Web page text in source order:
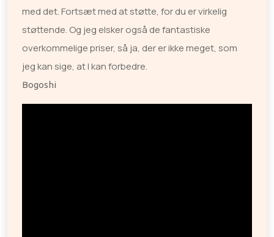
med det. Fortsæt med at støtte, for du er virkelig
støttende. Og jeg elsker også de fantastiske
overkommelige priser, så ja, der er ikke meget, som
jeg kan sige, at I kan forbedre.
Bogoshi